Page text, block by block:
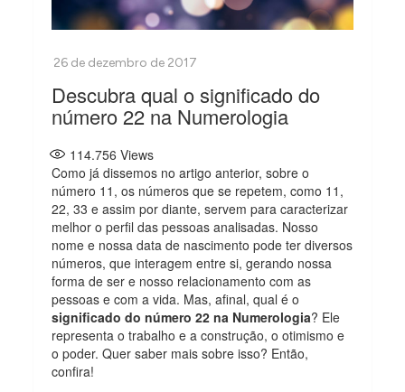
Descubra qual o significado do
número 22 na Numerologia
114.756 Views
Como já dissemos no artigo anterior, sobre o
número 11, os números que se repetem, como 11,
22, 33 e assim por diante, servem para caracterizar
melhor o perfil das pessoas analisadas. Nosso
nome e nossa data de nascimento pode ter diversos
números, que interagem entre si, gerando nossa
forma de ser e nosso relacionamento com as
pessoas e com a vida. Mas, afinal, qual é o
significado do número 22 na Numerologia? Ele
representa o trabalho e a construção, o otimismo e
o poder. Quer saber mais sobre isso? Então,
confira!